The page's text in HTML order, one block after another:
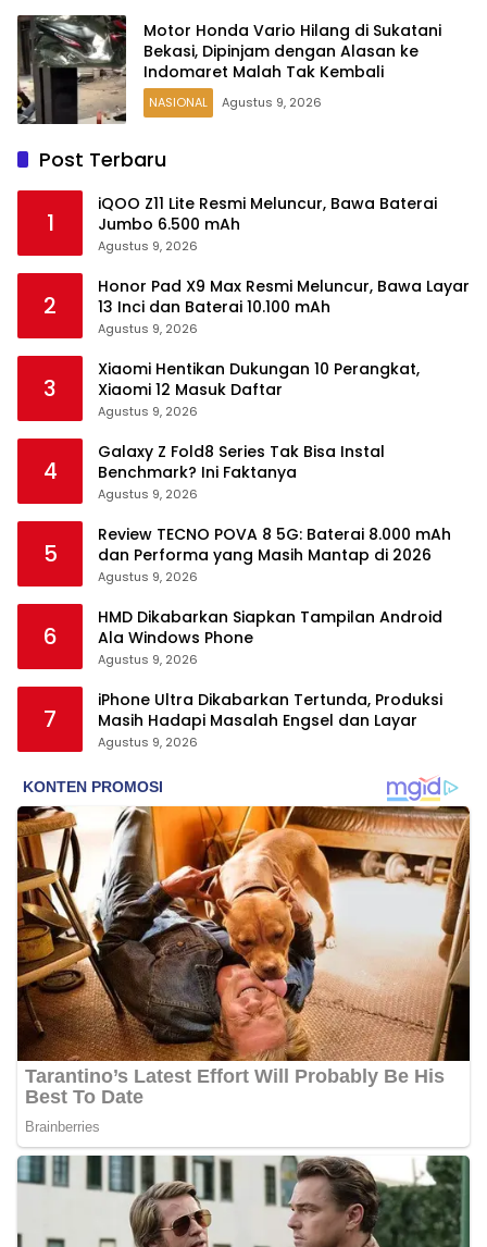
Motor Honda Vario Hilang di Sukatani
Bekasi, Dipinjam dengan Alasan ke
Indomaret Malah Tak Kembali
NASIONAL Agustus 9, 2026
Post Terbaru
1
iQOO Z11 Lite Resmi Meluncur, Bawa Baterai
Jumbo 6.500 mAh
Agustus 9, 2026
2
Honor Pad X9 Max Resmi Meluncur, Bawa Layar
13 Inci dan Baterai 10.100 mAh
Agustus 9, 2026
3
Xiaomi Hentikan Dukungan 10 Perangkat,
Xiaomi 12 Masuk Daftar
Agustus 9, 2026
4
Galaxy Z Fold8 Series Tak Bisa Instal
Benchmark? Ini Faktanya
Agustus 9, 2026
5
Review TECNO POVA 8 5G: Baterai 8.000 mAh
dan Performa yang Masih Mantap di 2026
Agustus 9, 2026
6
HMD Dikabarkan Siapkan Tampilan Android
Ala Windows Phone
Agustus 9, 2026
7
iPhone Ultra Dikabarkan Tertunda, Produksi
Masih Hadapi Masalah Engsel dan Layar
Agustus 9, 2026